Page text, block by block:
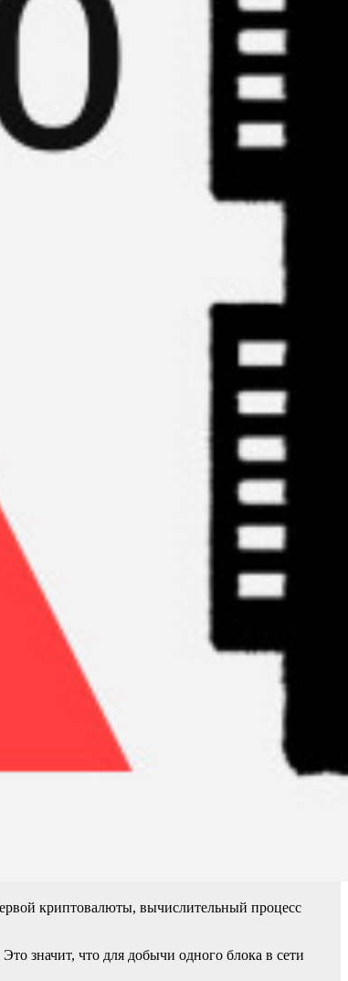
криптовалюты, вычислительный процесс
значит, что для добычи одного блока в сети